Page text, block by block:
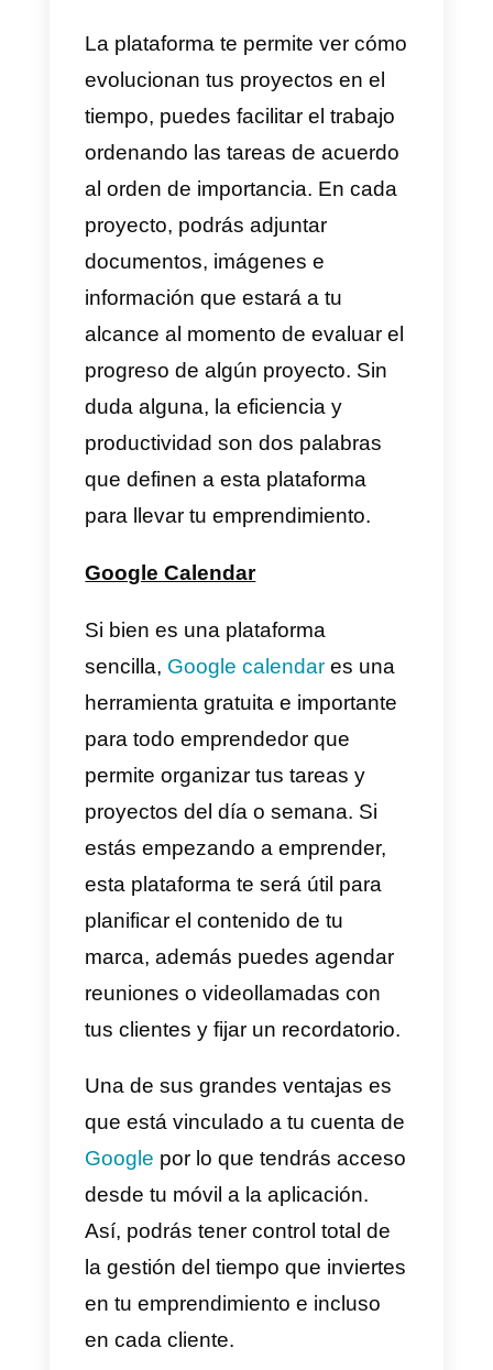
optimizando tu contenido,
administración y el desempeño
de tu equipo de trabajo. Para
llevar un mejor control sobre el
crecimiento de tu negocio.
Mailchimp ofrece múltiples
que se ajustan al presupuesto
usuario.
Trello
Si buscas tener éxito desde el
alternativa, la plataforma genera
aviso de citas y organiza tus
prioridades. Además de ser de
fácil empleo, los tableros, listas y
tarjetas modificables que te
permitirán manejar la
productividad de tu equipo y
optimizar la calidad de trabajo.
Sin duda alguna es una
plataforma con la que todas tus
ideas y proyectos pueden
llevarse a cabo de la manera
organizada.
Una de las grandes ventajas de
Trelloes que brinda la
de integrar con otras plataformas
y herramientas que son útiles